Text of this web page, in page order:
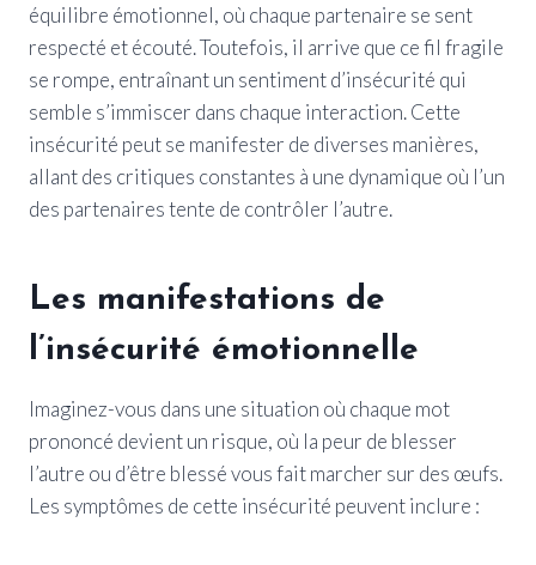
équilibre émotionnel, où chaque partenaire se sent
respecté et écouté. Toutefois, il arrive que ce fil fragile
se rompe, entraînant un sentiment d’insécurité qui
semble s’immiscer dans chaque interaction. Cette
insécurité peut se manifester de diverses manières,
allant des critiques constantes à une dynamique où l’un
des partenaires tente de contrôler l’autre.
Les manifestations de
l’insécurité émotionnelle
Imaginez-vous dans une situation où chaque mot
prononcé devient un risque, où la peur de blesser
l’autre ou d’être blessé vous fait marcher sur des œufs.
Les symptômes de cette insécurité peuvent inclure :